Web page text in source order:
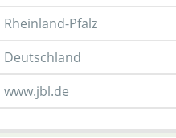
Rheinland-Pfalz
Deutschland
www.jbl.de